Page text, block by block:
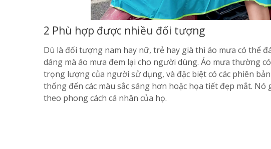
2 Phù hợp được nhiều đối tượng
Dù là đối tượng nam hay nữ, trẻ hay già thì áo mưa có thể
dáng mà áo mưa đem lại cho người dùng. Áo mưa thường
trọng lượng của người sử dụng, và đặc biệt có các phiên
thống đến các màu sắc sáng hơn hoặc họa tiết đẹp mắt.
theo phong cách cá nhân của họ.